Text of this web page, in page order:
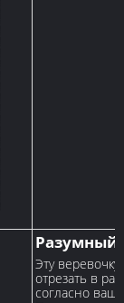
Разумный
Эту
отрезать в
согласно